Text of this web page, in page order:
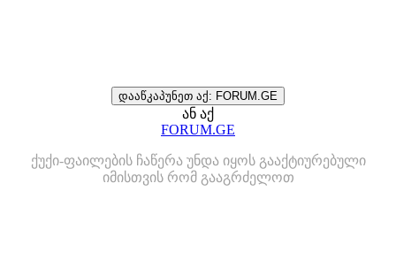
დააწკაპუნეთ აქ: FORUM.GE
ან აქ
FORUM.GE
ქუქი-ფაილების ჩაწერა უნდა იყოს გააქტიურებული
იმისთვის რომ გააგრძელოთ